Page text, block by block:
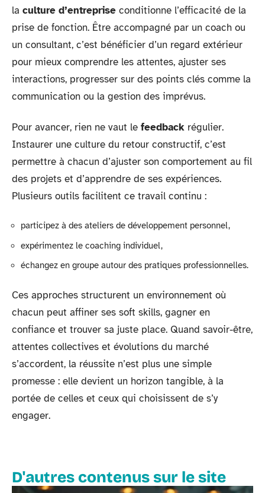
la culture d’entreprise conditionne l’efficacité de la
prise de fonction. Être accompagné par un coach ou
un consultant, c’est bénéficier d’un regard extérieur
pour mieux comprendre les attentes, ajuster ses
interactions, progresser sur des points clés comme la
communication ou la gestion des imprévus.
Pour avancer, rien ne vaut le feedback régulier.
Instaurer une culture du retour constructif, c’est
permettre à chacun d’ajuster son comportement au fil
des projets et d’apprendre de ses expériences.
Plusieurs outils facilitent ce travail continu :
participez à des ateliers de développement personnel,
expérimentez le coaching individuel,
échangez en groupe autour des pratiques professionnelles.
Ces approches structurent un environnement où
chacun peut affiner ses soft skills, gagner en
confiance et trouver sa juste place. Quand savoir-être,
attentes collectives et évolutions du marché
s’accordent, la réussite n’est plus une simple
promesse : elle devient un horizon tangible, à la
portée de celles et ceux qui choisissent de s’y
engager.
D'autres contenus sur le site